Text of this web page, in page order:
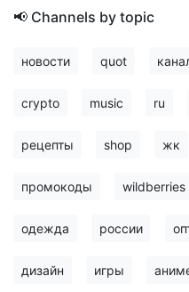
📢 Channels by topic
новости quot
crypto music ru
рецепты shop жк
промокоды wildberries
одежда россии
дизайн игры